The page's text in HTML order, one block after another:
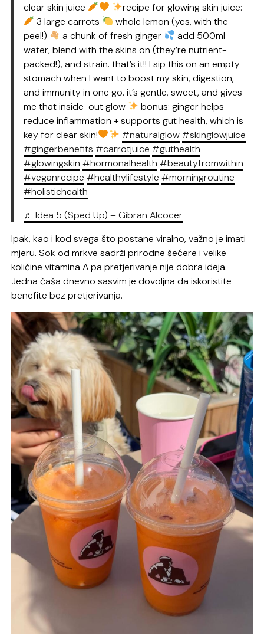
clear skin juice
recipe for glowing skin juice:
3 large carrots
whole lemon (yes, with the
peel!)
a chunk of fresh ginger
add 500ml
water, blend with the skins on (they’re nutrient-
packed!), and strain. that’s it!! I sip this on an empty
stomach when I want to boost my skin, digestion,
and immunity in one go. it’s gentle, sweet, and gives
me that inside-out glow
bonus: ginger helps
reduce inflammation + supports gut health, which is
key for clear skin!
#naturalglow #skinglowjuice
#gingerbenefits #carrotjuice #guthealth
#glowingskin #hormonalhealth #beautyfromwithin
#veganrecipe #healthylifestyle #morningroutine
#holistichealth
♬ Idea 5 (Sped Up) – Gibran Alcocer
Ipak, kao i kod svega što postane viralno, važno je imati
mjeru. Sok od mrkve sadrži prirodne šećere i velike
količine vitamina A pa pretjerivanje nije dobra ideja.
Jedna čaša dnevno sasvim je dovoljna da iskoristite
benefite bez pretjerivanja.